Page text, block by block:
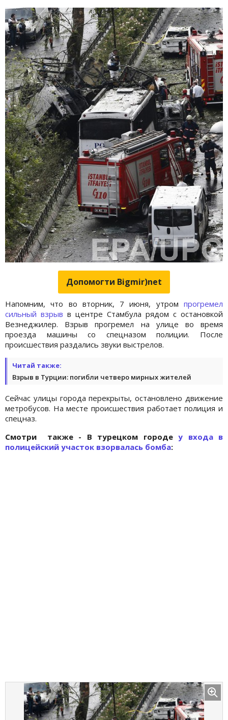
Допомогти Bigmir)net
Напомним, что во вторник, 7 июня, утром прогремел
сильный взрыв в центре Стамбула рядом с остановкой
Везнеджилер. Взрыв прогремел на улице во время
проезда машины со спецназом полиции. После
происшествия раздались звуки выстрелов.
Читай также:
Взрыв в Турции: погибли четверо мирных жителей
Сейчас улицы города перекрыты, остановлено движение
метробусов. На месте происшествия работает полиция и
спецназ.
Смотри также - В турецком городеу входа в
полицейский участок взорвалась бомба: